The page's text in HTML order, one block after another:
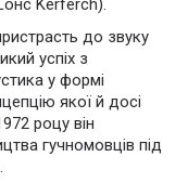
Kerferch).
до звуку
успіх з
у формі
якої й досі
роцу він
гучномовців під